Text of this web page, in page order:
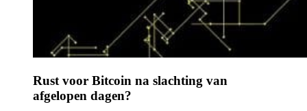
Rust voor Bitcoin na slachting van
afgelopen dagen?